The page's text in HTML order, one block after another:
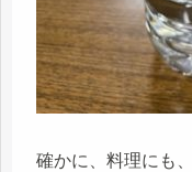
確かに、料理にも